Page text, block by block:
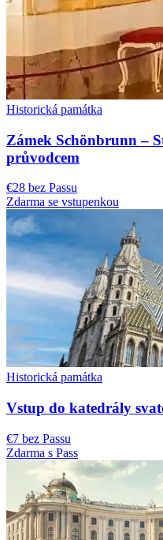
Historická památka
Zámek Schönbrunn –
průvodcem
€28 bez Passu
Zdarma se vstupenkou
Historická památka
Vstup do katedrály
€7 bez Passu
Zdarma s Pass